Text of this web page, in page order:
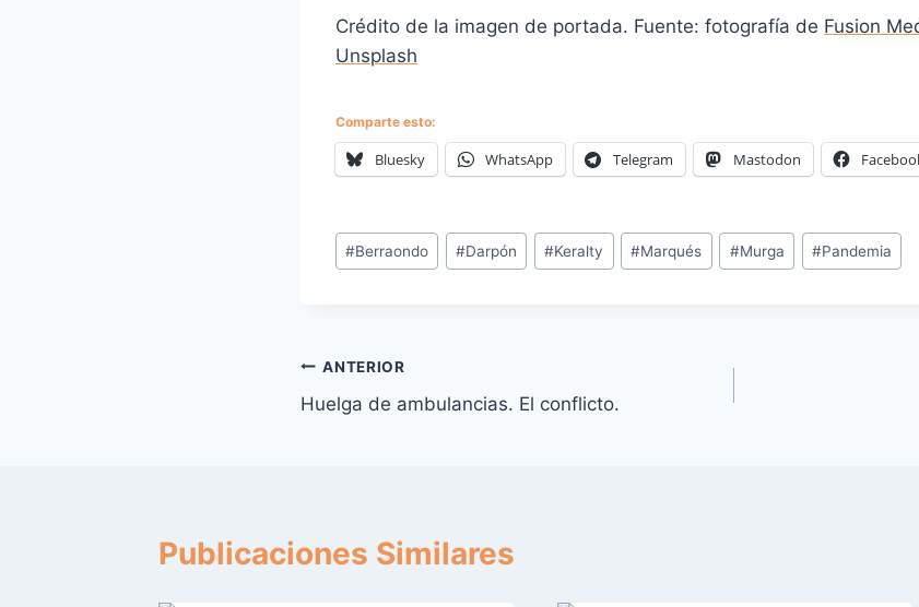
Crédito de la imagen de portada. Fuente: fotografía de Fusion
Unsplash
Comparte esto:
Bluesky WhatsApp Telegram Mastodon
Etiquetas
de
#Berraondo #Darpón #Keralty #Marqués #Murga #Pandemia
Navegación
de
ANTERIOR
Huelga de ambulancias. El conflicto.
Publicaciones Similares